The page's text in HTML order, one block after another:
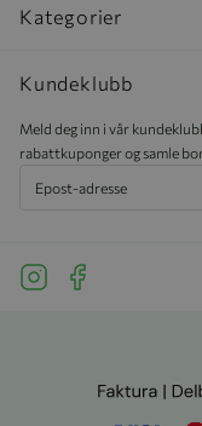
Kategorier
Kundeklubb
Meld deg inn i vår
rabattkuponger og samle
See our Instagram
See our Facebook